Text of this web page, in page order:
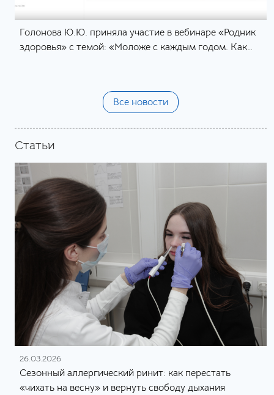
Голонова Ю.Ю. приняла участие в вебинаре «Родник
здоровья» с темой: «Моложе с каждым годом. Как
Все новости
Статьи
26.03.2026
Сезонный аллергический ринит: как перестать
«чихать на весну» и вернуть свободу дыхания